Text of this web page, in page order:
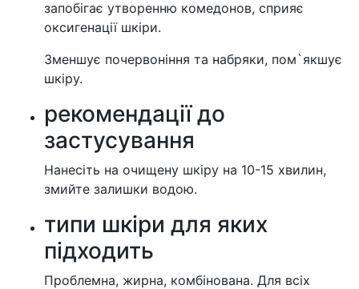
запобігає утворенню комедонов, сприяє
оксигенації шкіри.
Зменшує почервоніння та набряки, пом`якшує
шкіру.
рекомендації до
застусування
Нанесіть на очищену шкіру на 10-15 хвилин,
змийте залишки водою.
типи шкіри для яких
підходить
Проблемна, жирна, комбінована. Для всіх